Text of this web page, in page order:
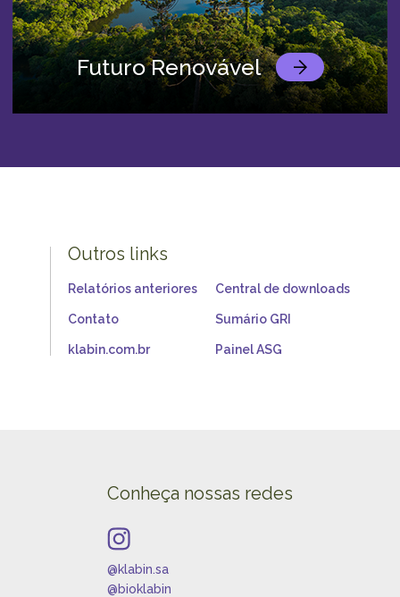
Futuro Renovável
Outros links
Relatórios anteriores
Contato
klabin.com.br
Central de downloads
Sumário GRI
Painel ASG
Conheça nossas redes
@klabin.sa
@bioklabin